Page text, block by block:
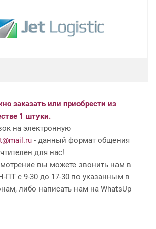
заказать или приобрести из
1 штуки.
на электронную
- данный формат общения
для нас!
вы можете звонить нам в
ПТ с 9-30 до 17-30 по указанным в
либо написать нам на WhatsUp